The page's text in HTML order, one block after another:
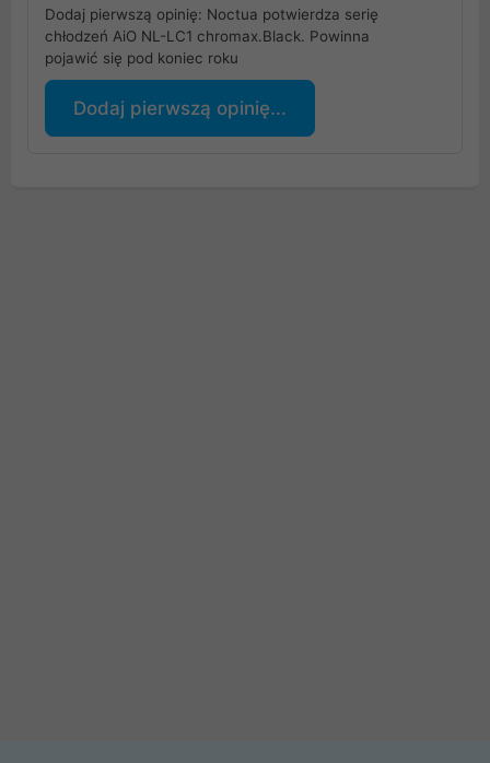
Dodaj pierwszą opinię: Noctua potwierdza serię
chłodzeń AiO NL-LC1 chromax.Black. Powinna
pojawić się pod koniec roku
Dodaj pierwszą opinię...